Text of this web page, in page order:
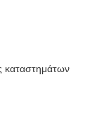
καταστημάτων